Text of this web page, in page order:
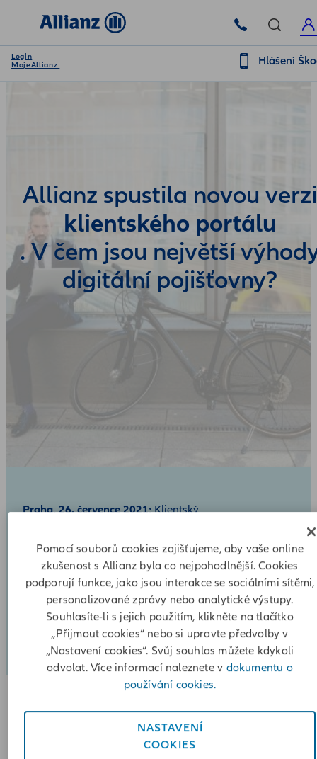
Login
MojeAllianz
Hlášení
Allianz spustila novou verzi
klientského portálu
. V čem jsou největší
digitální pojišťovny?
Praha, 26. července 2021;Klientský
portál MojeAllianz umožňuje lépe spravovat pojistné
na dálku, upravovat osobní údaje v profilu a udržovat si
detailní přehled o platbách za pojistné. Nová verze portálu
disponuje dvoufázovým ověřením a responzivním
a klienti v ní také mohou platit pomocí Apple Pay nebo
Google Pay.
„Nasazením nové verze portálu pokračujeme v digitalizaci a
zaměřujeme se na to, aby měli klienti svoji pojišťovnu vždy
Pomocí souborů cookies zajišťujeme, aby vaše online
zkušenost s Allianz byla co nejpohodlnější. Cookies
podporují funkce, jako jsou interakce se sociálními sítěmi,
personalizované zprávy nebo analytické výstupy.
Souhlasíte-li s jejich použitím, klikněte na tlačítko
„Přijmout cookies“ nebo si upravte předvolby v
„Nastavení cookies“. Svůj souhlas můžete kdykoli
odvolat. Více informací naleznete v dokumentu o
používání cookies.
NASTAVENÍ
COOKIES